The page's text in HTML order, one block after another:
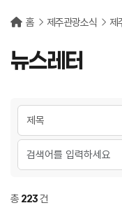
홈 제주관광소식 제
뉴스레터
분류 선택
총 223건